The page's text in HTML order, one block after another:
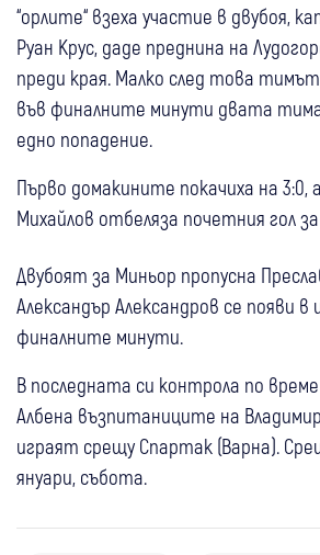
“орлите“ взеха участие в двубоя,
Руан Крус, даде преднина на
преди края. Малко след това тимът
във финалните минути двата
едно попадение.
Първо домакините покачиха на 3:0,
Михайлов отбеляза почетния гол за
Двубоят за Миньор пропусна
Александър Александров се появи в
финалните минути.
В последната си контрола по
Албена възпитаниците на
играят срещу Спартак (Варна).
януари, събота.